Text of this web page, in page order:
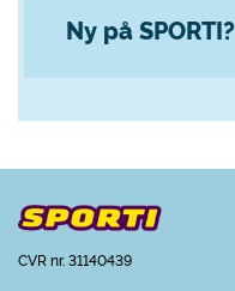
Ny på SPORTI?
CVR nr. 31140439